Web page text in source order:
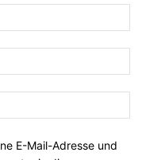
E-Mail-Adresse und